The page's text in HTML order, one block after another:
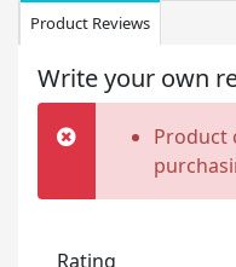
Product Reviews
Write your own
Product
Rating